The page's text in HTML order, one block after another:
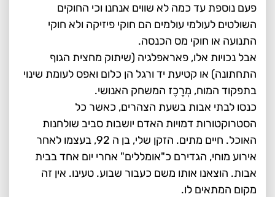
פעם נוספת עד כמה לא שווים אנחנו וכי החוקים
השולטים לעולמי עולמים הם חוקי פיזיקה ולא חוקי
התנועה או חוקי מס הכנסה.
אבל נכויות אלו, פאראפלגיה (שיתוק מחצית הגוף
התחתונה) או קטיעת יד ורגל הן כלום ואפס לעומת שינוי
בתפקוד המוח, מְרָכֶז המשחק האנושי.
כנסו לבתי אבות בשעת הצהרים, כאשר כל
הסטרוקטורות דמויות האדם יושבות סביב שולחנות
האוכל. חיים מתים. הזקן שלי, בן ה 92, בעצמו לאחר
אירוע מוחי, הגדירם כ"אומללים" אחרי יום אחד בבית
אבות. הוצאנו אותו משם כעבור שבוע. טעינו. אין זה
מקום המתאים לו.